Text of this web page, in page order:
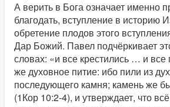
А верить в Бога означает именно
благодать, вступление в историю
обретение плодов этого
Дар Божий. Павел подчёркивает
словах: «и все крестились … и все
же духовное питие: ибо пили из
последующего камня; камень же
(1Кор 10:2-4), и утверждает, что